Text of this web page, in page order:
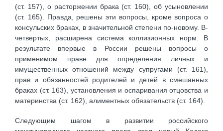
(ст. 157), о расторжении брака (ст. 160), об усыновлении
(ст. 165). Правда, решены эти вопросы, кроме вопроса о
консульских браках, в значительной степени по-новому. В-
четвертых, расширена система коллизионных норм. В
результате впервые в России решены вопросы о
применимом праве для определения личных и
имущественных отношений между супругами (ст. 161),
прав и обязанностей родителей и детей в смешанных
браках (ст. 163), установления и оспаривания отцовства и
материнства (ст. 162), алиментных обязательств (ст. 164).
Следующим шагом в развитии российского